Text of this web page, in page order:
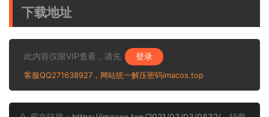
下载地址
此内容仅限VIP查看，请先 登录
客服QQ271638927，网站统一解压密码imacos.top